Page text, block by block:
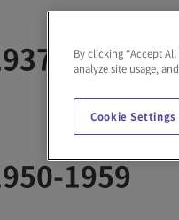
1949
1959
By clicking “Accept
analyze site usage,
Cookie Settings